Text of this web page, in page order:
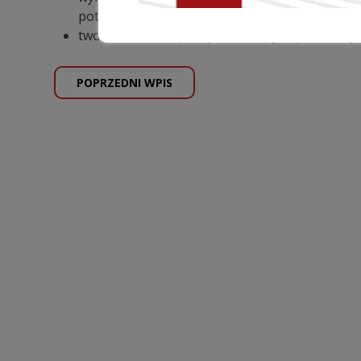
potencjału ludzkiego oraz przyspieszenie
tworzenie rozwiązań podnoszących poziom
POPRZEDNI WPIS